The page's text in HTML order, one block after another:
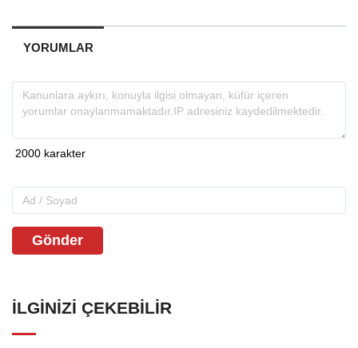
YORUMLAR
Gönder
İLGINIZI ÇEKEBILIR